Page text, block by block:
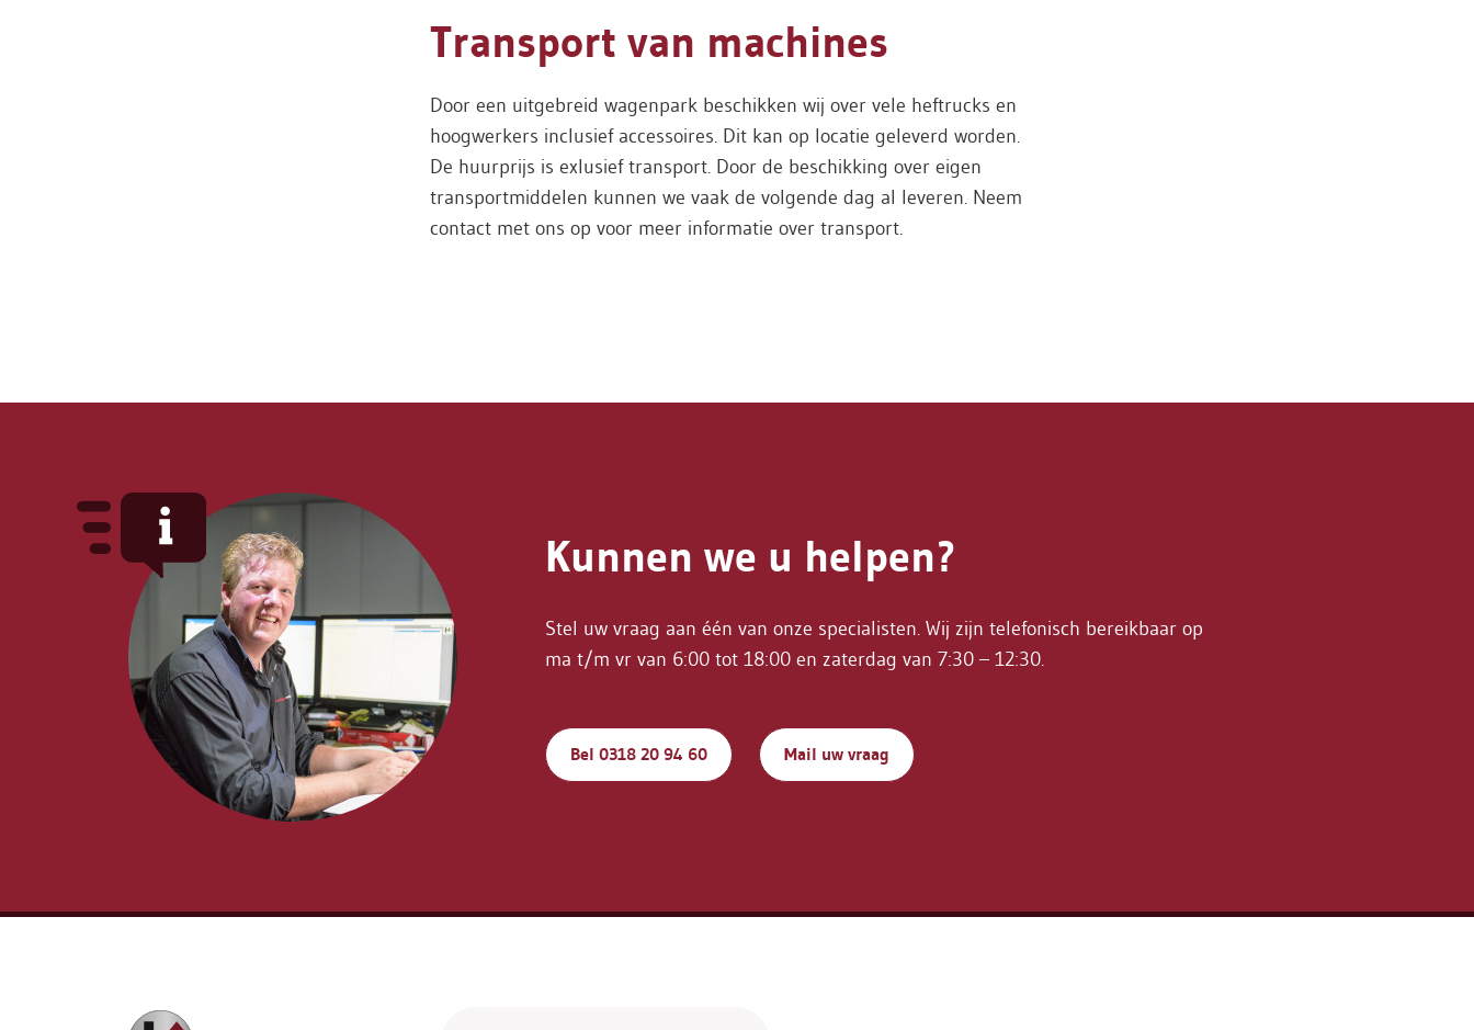
Transport van machines
Door een uitgebreid wagenpark beschikken wij over vele heftrucks en
hoogwerkers inclusief accessoires. Dit kan op locatie geleverd worden.
De huurprijs is exlusief transport. Door de beschikking over eigen
transportmiddelen kunnen we vaak de volgende dag al leveren. Neem
contact met ons op voor meer informatie over transport.
Kunnen we u helpen?
Stel uw vraag aan één van onze specialisten. Wij zijn telefonisch bereikbaar op
ma t/m vr van 6:00 tot 18:00 en zaterdag van 7:30 – 12:30.
Bel 0318 20 94 60 Mail uw vraag